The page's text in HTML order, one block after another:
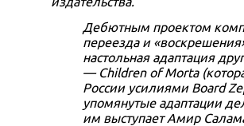
Дебютным проектом
переезда и
настольная адаптация
— Children of Morta
России усилиями Board
упомянутые адаптации
им выступает Амир